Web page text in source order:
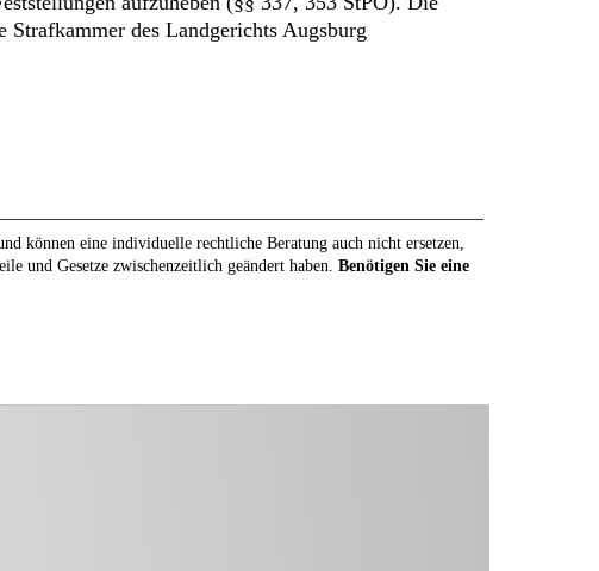
Strafkammer des Landgerichts Augsburg
können eine individuelle rechtliche Beratung auch nicht ersetzen,
und Gesetze zwischenzeitlich geändert haben. Benötigen Sie eine